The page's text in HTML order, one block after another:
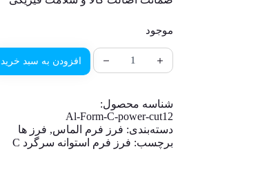
موجود
افزودن به سبد خرید
شناسه محصول:
Al-Form-C-power-cut12
دسته‌بندی: فرز فرم الماس, فرز ها
برچسب: فرز فرم استوانه سرگرد C